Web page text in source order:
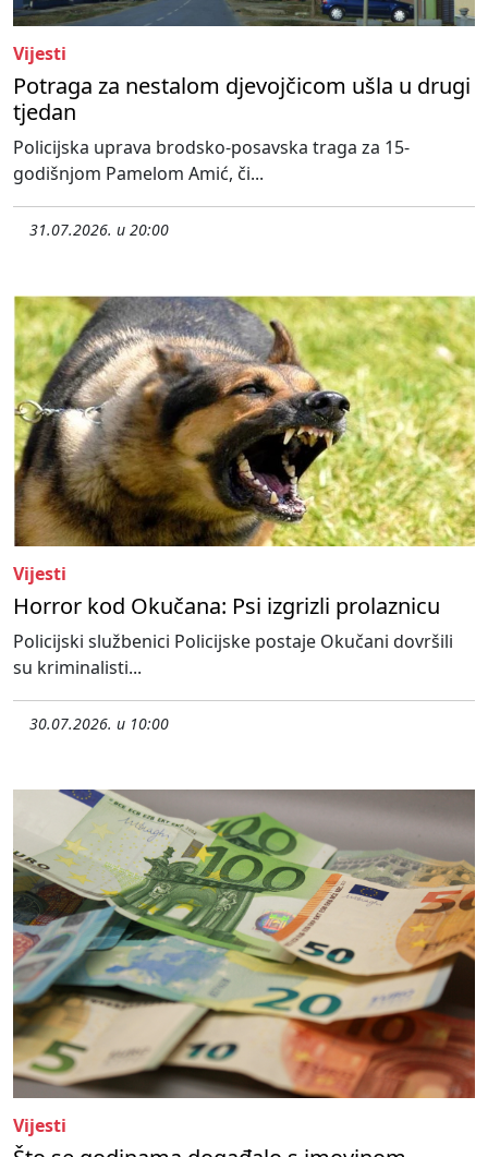
Vijesti
Potraga za nestalom djevojčicom ušla u drugi
tjedan
Policijska uprava brodsko-posavska traga za 15-
godišnjom Pamelom Amić, či...
31.07.2026. u 20:00
Vijesti
Horror kod Okučana: Psi izgrizli prolaznicu
Policijski službenici Policijske postaje Okučani dovršili
su kriminalisti...
30.07.2026. u 10:00
Vijesti